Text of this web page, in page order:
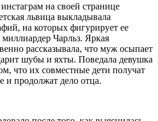
на своей странице
львица выкладывала
на которых фигурирует ее
Чарльз. Яркая
рассказывала, что муж осыпает
шубы и яхты. Поведала девушка
что их совместные дети получат
и продолжат дело отца.